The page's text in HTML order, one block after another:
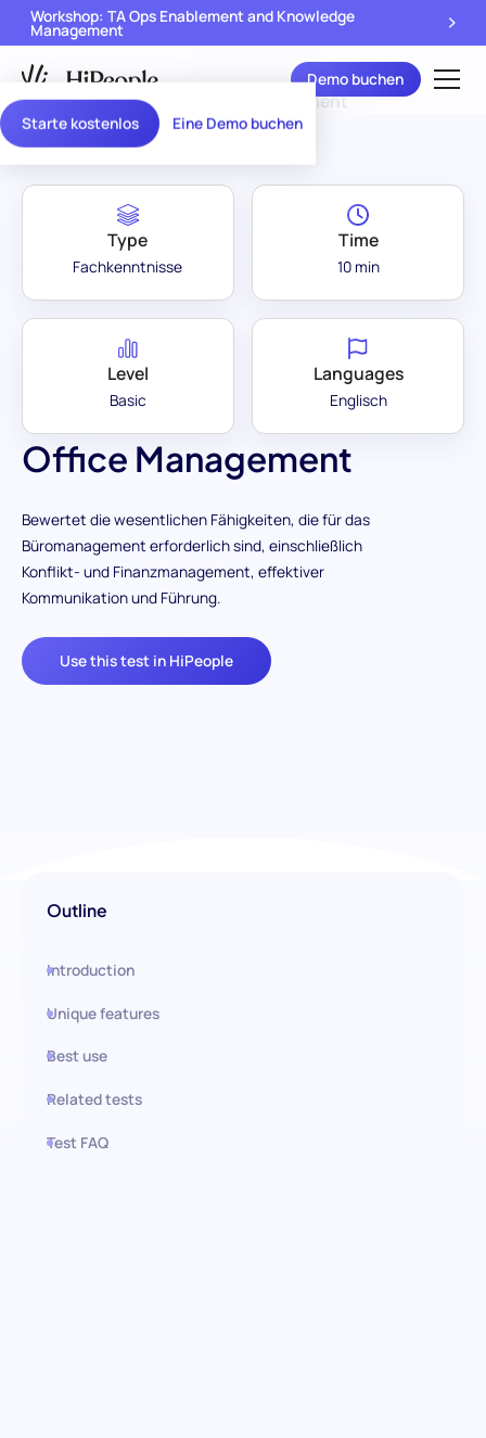
Starte kostenlos Eine Demo buchen
Workshop: TA Ops Enablement and Knowledge
Management
Demo buchen
Assessment Library Office Management
Office Management
Bewertet die wesentlichen Fähigkeiten, die für das
Büromanagement erforderlich sind, einschließlich
Konflikt- und Finanzmanagement, effektiver
Kommunikation und Führung.
Use this test in HiPeople
Type
Fachkenntnisse
Time
10 min
Level
Basic
Languages
Englisch
Outline
Introduction
Unique features
Best use
Related tests
Test FAQ